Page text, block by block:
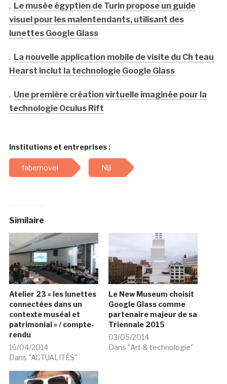
. Le musée égyptien de Turin propose un guide
visuel pour les malentendants, utilisant des
lunettes Google Glass
. La nouvelle application mobile de visite du Ch teau
Hearst inclut la technologie Google Glass
. Une première création virtuelle imaginée pour la
technologie Oculus Rift
Institutions et entreprises :
fabernovel Niji
Similaire
Atelier 23 « les lunettes
connectées dans un
contexte muséal et
patrimonial » / compte-
rendu
16/04/2014
Dans "ACTUALITÉS"
Le New Museum choisit
Google Glass comme
partenaire majeur de sa
Triennale 2015
03/05/2014
Dans "Art & technologie"